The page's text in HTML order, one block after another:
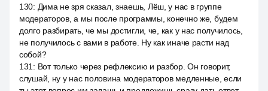
130: Дима не зря сказал, знаешь, Лёш, у нас в группе
модераторов, а мы после программы, конечно же, будем
долго разбирать, че мы достигли, че, как у нас получилось,
не получилось с вами в работе. Ну как иначе расти над
собой?
131 : Вот только через рефлексию и разбор. Он говорит,
слушай, ну у нас половина модераторов медленные, если